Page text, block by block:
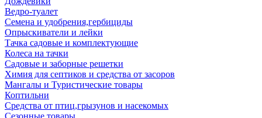
Ведро-туалет
Семена и удобрения,гербициды
Опрыскиватели и лейки
Тачка садовые и комплектующие
Колеса на тачки
Садовые и заборные решетки
Химия для септиков и средства от засоров
Мангалы и Туристические товары
Коптильни
Средства от птиц,грызунов и насекомых
Сезонные товары